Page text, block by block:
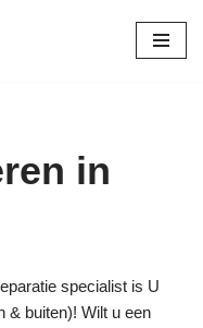
in
specialist is U
& buiten)! Wilt u een